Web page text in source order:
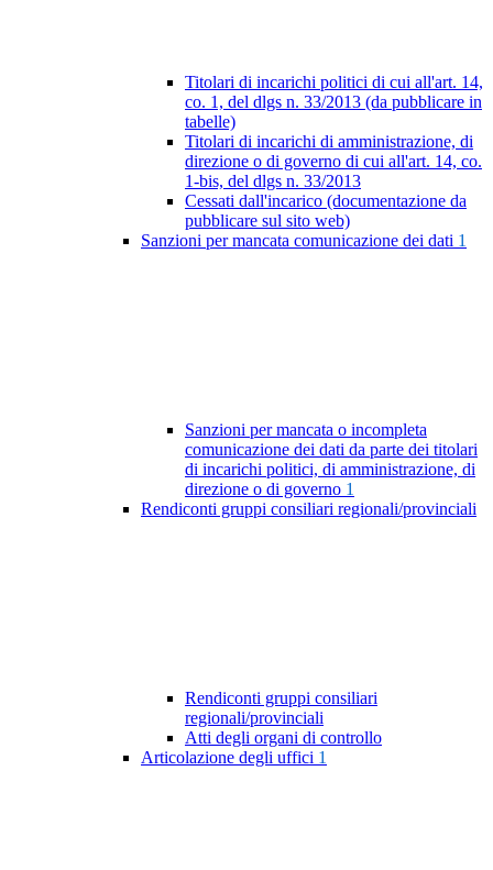
Titolari di incarichi politici di cui all'art. 14,
co. 1, del dlgs n. 33/2013 (da pubblicare in
tabelle)
Titolari di incarichi di amministrazione, di
direzione o di governo di cui all'art. 14, co.
1-bis, del dlgs n. 33/2013
Cessati dall'incarico (documentazione da
pubblicare sul sito web)
Sanzioni per mancata comunicazione dei dati 1
Sanzioni per mancata o incompleta
comunicazione dei dati da parte dei titolari
di incarichi politici, di amministrazione, di
direzione o di governo 1
Rendiconti gruppi consiliari regionali/provinciali
Rendiconti gruppi consiliari
regionali/provinciali
Atti degli organi di controllo
Articolazione degli uffici 1